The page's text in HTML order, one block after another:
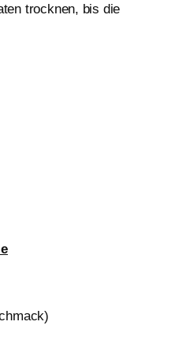
trocknen, bis die